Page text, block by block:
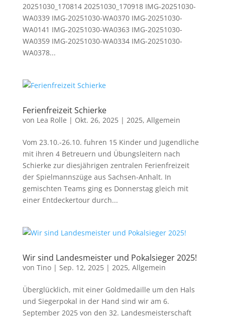
20251030_170814 20251030_170918 IMG-20251030-
WA0339 IMG-20251030-WA0370 IMG-20251030-
WA0141 IMG-20251030-WA0363 IMG-20251030-
WA0359 IMG-20251030-WA0334 IMG-20251030-
WA0378...
Ferienfreizeit Schierke
von Lea Rolle | Okt. 26, 2025| 2025, Allgemein
Vom 23.10.-26.10. fuhren 15 Kinder und Jugendliche
mit ihren 4 Betreuern und Übungsleitern nach
Schierke zur diesjährigen zentralen Ferienfreizeit
der Spielmannszüge aus Sachsen-Anhalt. In
gemischten Teams ging es Donnerstag gleich mit
einer Entdeckertour durch...
Wir sind Landesmeister und Pokalsieger 2025!
von Tino| Sep. 12, 2025| 2025, Allgemein
Überglücklich, mit einer Goldmedaille um den Hals
und Siegerpokal in der Hand sind wir am 6.
September 2025 von den 32. Landesmeisterschaft